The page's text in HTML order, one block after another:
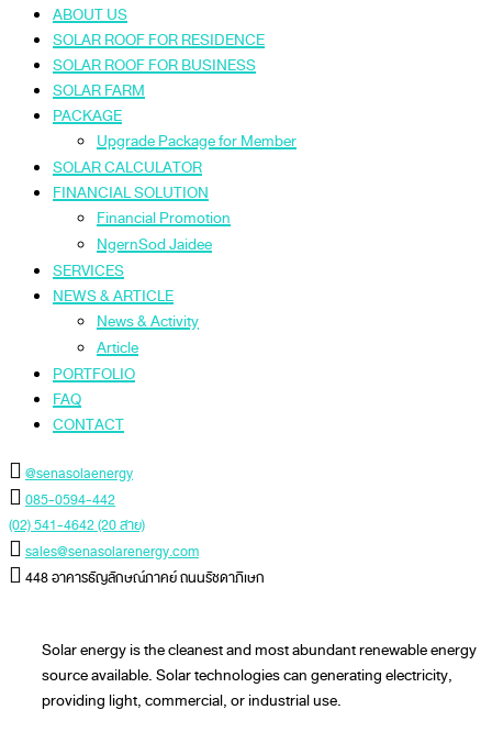
ABOUT US
SOLAR ROOF FOR RESIDENCE
SOLAR ROOF FOR BUSINESS
SOLAR FARM
PACKAGE
Upgrade Package for Member
SOLAR CALCULATOR
FINANCIAL SOLUTION
Financial Promotion
NgernSod Jaidee
SERVICES
NEWS & ARTICLE
News & Activity
Article
PORTFOLIO
FAQ
CONTACT
@senasolaenergy
085-0594-442
(02) 541-4642 (20 สาย)
sales@senasolarenergy.com
448 อาคารธัญลักษณ์ภาคย์ ถนนรัชดาภิเษก
Solar energy is the cleanest and most abundant renewable energy
source available. Solar technologies can generating electricity,
providing light, commercial, or industrial use.